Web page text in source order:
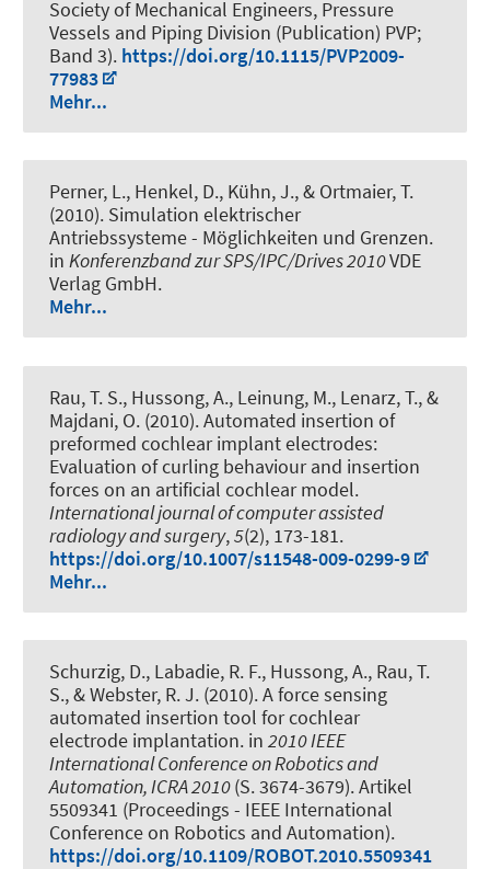
Society of Mechanical Engineers, Pressure
Vessels and Piping Division (Publication) PVP;
Band 3). https://doi.org/10.1115/PVP2009-
77983
Mehr...
Perner, L., Henkel, D., Kühn, J., & Ortmaier, T.
(2010). Simulation elektrischer
Antriebssysteme - Möglichkeiten und Grenzen.
in Konferenzband zur SPS/IPC/Drives 2010VDE
Verlag GmbH.
Mehr...
Rau, T. S., Hussong, A., Leinung, M., Lenarz, T., &
Majdani, O. (2010).Automated insertion of
preformed cochlear implant electrodes:
Evaluation of curling behaviour and insertion
forces on an artificial cochlear model.
International journal of computer assisted
radiology and surgery,5(2), 173-181.
https://doi.org/10.1007/s11548-009-0299-9
Mehr...
Schurzig, D., Labadie, R. F., Hussong, A., Rau, T.
S., & Webster, R. J. (2010).A force sensing
automated insertion tool for cochlear
electrode implantation. in 2010 IEEE
International Conference on Robotics and
Automation, ICRA 2010(S. 3674-3679). Artikel
5509341 (Proceedings - IEEE International
Conference on Robotics and Automation).
https://doi.org/10.1109/ROBOT.2010.5509341